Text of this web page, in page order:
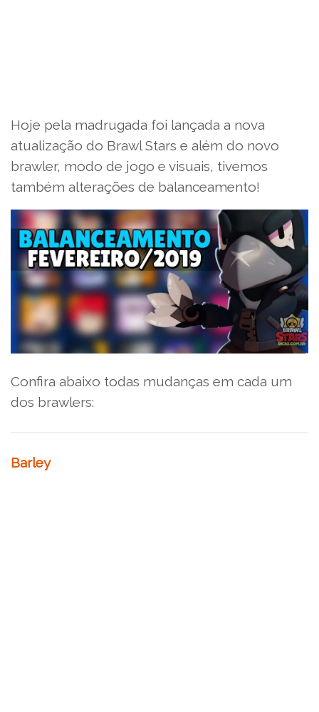
Hoje pela madrugada foi lançada a nova
atualização do Brawl Stars e além do novo
brawler, modo de jogo e visuais, tivemos
também alterações de balanceamento!
Confira abaixo todas mudanças em cada um
dos brawlers:
Barley